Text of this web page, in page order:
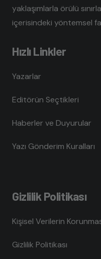
yaklaşımlarla örülü
içerisindeki yöntemsel
Hızlı Linkler
Yazarlar
Editörün Seçtikleri
Haberler ve Duyurular
Yazı Gönderim Kuralları
Gizlilik Politikası
Kişisel Verilerin
Gizlilik Politikası